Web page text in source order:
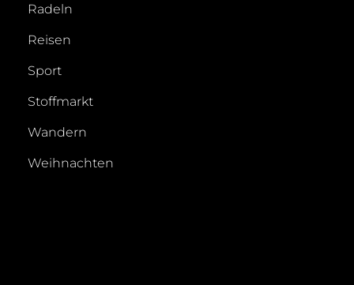
Radeln
Reisen
Sport
Stoffmarkt
Wandern
Weihnachten